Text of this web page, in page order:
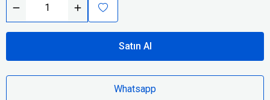
Satın Al
Whatsapp